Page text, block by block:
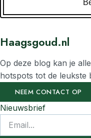
Haagsgoud.nl
Op deze blog kan je
hotspots tot de leukste
NEEM CONTACT OP
Nieuwsbrief